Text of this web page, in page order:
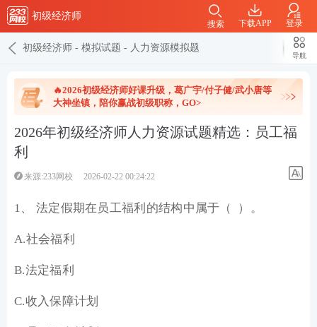
初级经济师
下载APP 登录
搜索
初级经济师 - 模拟试题 - 人力资源模拟题
导航
🔥2026初级经济师好课升级，葛广宇/付子健/武小唐等
大神坐镇，陪你赢战初级职称，GO>
2026年初级经济师人力资源试题精选：员工福
利
来源:233网校 2026-02-22 00:24:22
1、 法定假期在员工福利的结构中属于（ ）。
A.社会福利
B.法定福利
C.收入保障计划